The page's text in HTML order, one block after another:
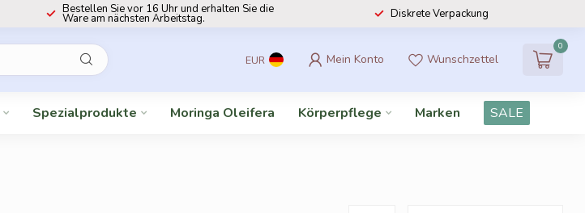
Bestellen Sie vor 16 Uhr und erhalten Sie die
Ware am nächsten Arbeitstag. Diskrete Verpackung
EUR Mein Konto Wunschzettel
0
Spezialprodukte Moringa Oleifera Körperpflege Marken SALE